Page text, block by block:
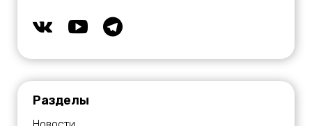
Разделы